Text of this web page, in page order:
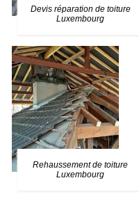
Devis réparation de toiture
Luxembourg
Rehaussement de toiture
Luxembourg